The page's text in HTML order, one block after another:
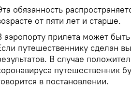
обязанность
от пяти лет и старше.
аэропорту прилета может
путешественнику сделан
В случае
путешественник
в постановлении.